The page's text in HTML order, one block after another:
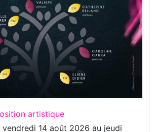
artistique
vendredi 14 août 2026 au jeudi